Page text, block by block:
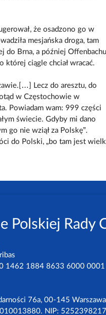
że osadzono go w
mesjańska droga, tam
do Brna, a później Offenbachu
której ciągle chciał wracać.
Lecz do aresztu, do
w Częstochowie w
Powiadam wam: 999 części
świecie. Gdyby mi dano
go nie wziął za Polskę”.
do Polski, „bo tam jest
Polskiej Rady
1462 1884 8633 6000 0001
76a, 00-145 Warszawa
010013880. NIP: 5252398217